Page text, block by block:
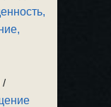
/